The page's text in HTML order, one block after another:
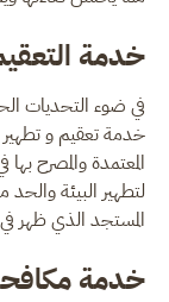
خدمة
في ضوء التحديات
خدمة تعقيم و تطهير
المعتمدة والمصرح بها
لتطهير البيئة والحد
المستجد الذي ظهر في
خدمة